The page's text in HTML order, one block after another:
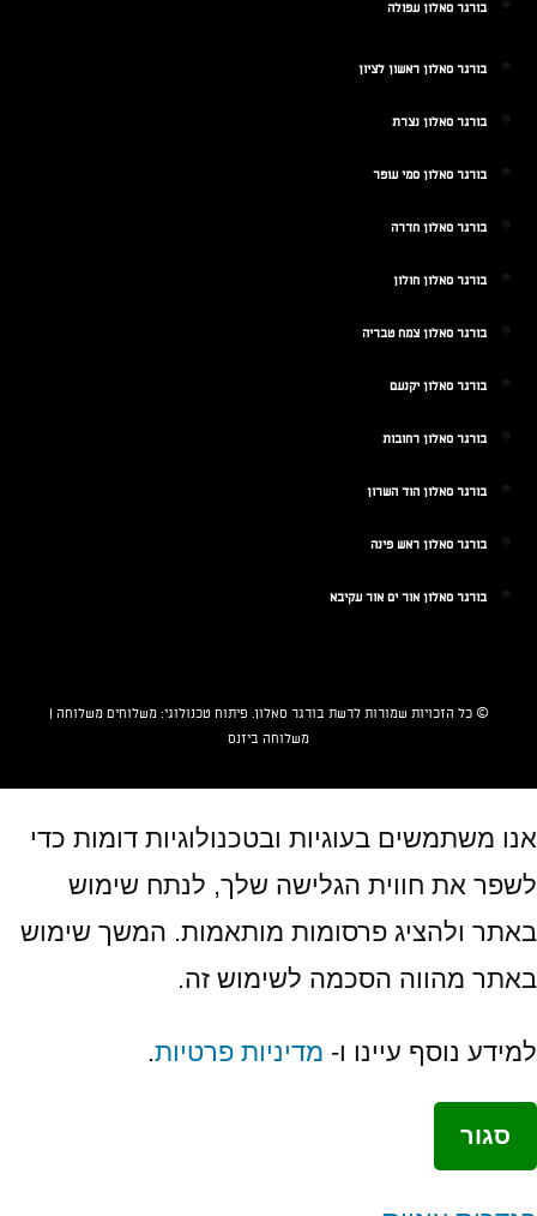
בורגר סאלון עפולה
בורגר סאלון ראשון לציון
בורגר סאלון נצרת
בורגר סאלון סמי עופר
בורגר סאלון חדרה
בורגר סאלון חולון
בורגר סאלון צמח טבריה
בורגר סאלון יקנעם
בורגר סאלון רחובות
בורגר סאלון הוד השרון
בורגר סאלון ראש פינה
בורגר סאלון אור ים אור עקיבא
© כל הזכויות שמורות לרשת בורגר סאלון. פיתוח טכנולוגי:משלוחים משלוחה |
משלוחה ביזנס
אנו משתמשים בעוגיות ובטכנולוגיות דומות כדי
לשפר את חווית הגלישה שלך, לנתח שימוש
באתר ולהציג פרסומות מותאמות. המשך שימוש
באתר מהווה הסכמה לשימוש זה.
למידע נוסף עיינו ו- מדיניות פרטיות.
סגור